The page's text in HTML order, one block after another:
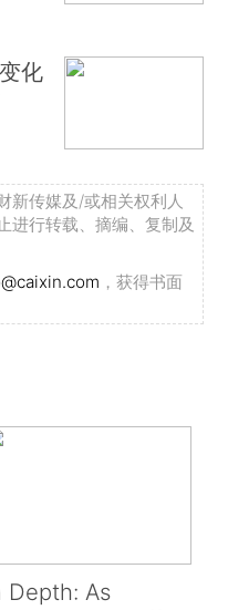
化
新传媒及/或相关权利人
进行转载、摘编、复制及
，获得书面
Depth: As